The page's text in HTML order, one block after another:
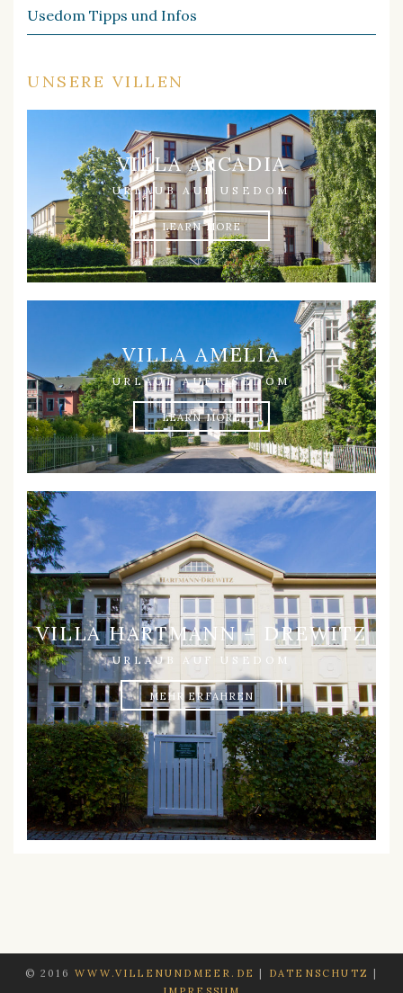
Usedom Tipps und Infos
UNSERE VILLEN
VILLA ARCADIA
URLAUB AUF USEDOM
LEARN MORE
VILLA AMELIA
URLAUB AUF USEDOM
LEARN MORE
VILLA HARTMANN – DREWITZ
URLAUB AUF USEDOM
MEHR ERFAHREN
© 2016WWW.VILLENUNDMEER.DE | DATENSCHUTZ
|